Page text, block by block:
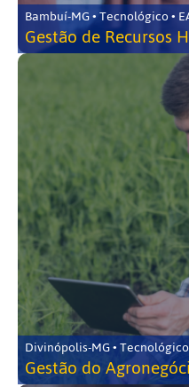
Bambuí-MG • Tecnológico •
Gestão de Recursos
Gestão do